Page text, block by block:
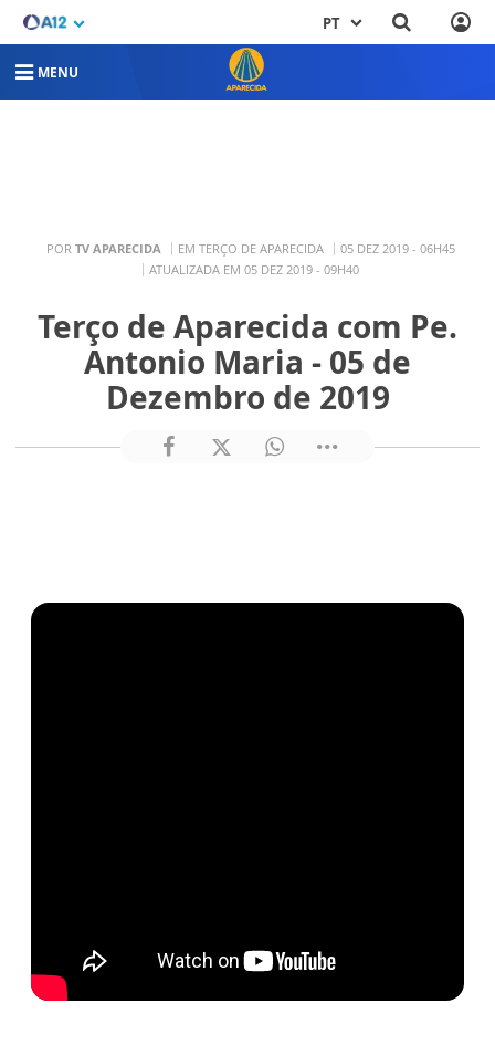
PT
MENU
POR TV APARECIDA EM TERÇO DE APARECIDA
05 DEZ 2019 - 06H45
ATUALIZADA EM 05 DEZ 2019 - 09H40
Terço de Aparecida com Pe.
Antonio Maria - 05 de
Dezembro de 2019